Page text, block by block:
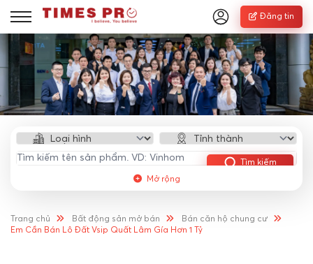
Đăng tin
Tìm kiếm
Mở rộng
Trang chủ Bất động sản mở bán
Bán căn hộ chung cư
Em Cần Bán Lô Đất Vsip Quất Lâm Gía Hơn 1 Tỷ